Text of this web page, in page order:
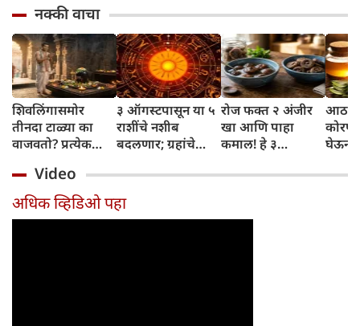
नक्की वाचा
शिवलिंगासमोर
तीनदा टाळ्या का
वाजवतो? प्रत्येक
जाणून घ्या
३ ऑगस्टपासून या ५
राशींचे नशीब
बदलणार; ग्रहांचे
संपतील आणि शुभ
दिवसांची सुरुवात
होईल
रोज फक्त २ अंजीर
खा आणि पाहा
कमाल! हे ३
तुम्हाला ठाऊक
घेऊन
Video
अधिक व्हिडिओ पहा